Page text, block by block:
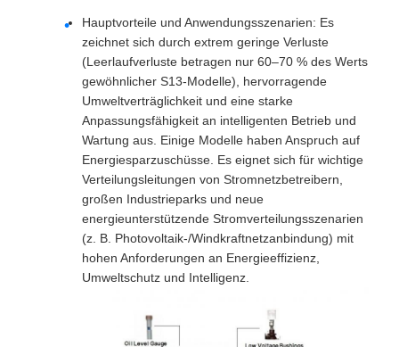
Hauptvorteile und Anwendungsszenarien: Es
zeichnet sich durch extrem geringe Verluste
(Leerlaufverluste betragen nur 60–70 % des Werts
gewöhnlicher S13-Modelle), hervorragende
Umweltverträglichkeit und eine starke
Anpassungsfähigkeit an intelligenten Betrieb und
Wartung aus. Einige Modelle haben Anspruch auf
Energiesparzuschüsse. Es eignet sich für wichtige
Verteilungsleitungen von Stromnetzbetreibern,
großen Industrieparks und neue
energieunterstützende Stromverteilungsszenarien
(z. B. Photovoltaik-/Windkraftnetzanbindung) mit
hohen Anforderungen an Energieeffizienz,
Umweltschutz und Intelligenz.